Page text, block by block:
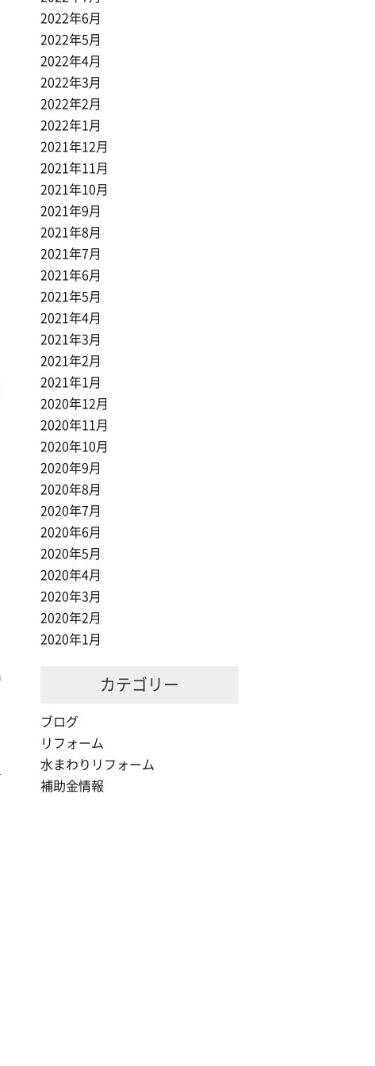
2022年6月
2022年5月
2022年4月
2022年3月
2022年2月
2022年1月
2021年12月
2021年11月
2021年10月
2021年9月
2021年8月
2021年7月
2021年6月
2021年5月
2021年4月
2021年3月
2021年2月
2021年1月
2020年12月
2020年11月
2020年10月
2020年9月
2020年8月
2020年7月
2020年6月
2020年5月
2020年4月
2020年3月
2020年2月
2020年1月
カテゴリー
ブログ
リフォーム
水まわりリフォーム
補助金情報